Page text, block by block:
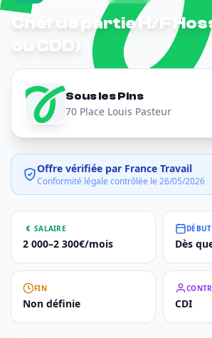
Chef de partie H/F
ou CDD)
Sous les Pins
70 Place Louis Pasteur
Offre vérifiée par France Travail
Conformité légale contrôlée le 26/05/2026
SALAIRE
2 000–2 300€/mois
DÉBUT
Dès
FIN
Non définie CDI